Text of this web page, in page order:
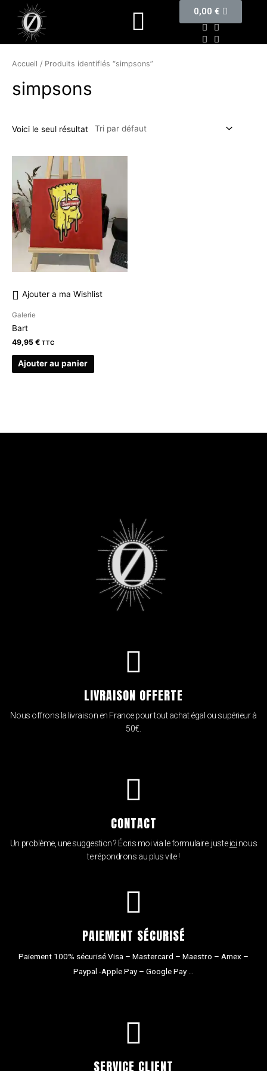
0,00 €
Accueil / Produits identifiés “simpsons”
simpsons
Voici le seul résultat
Ajouter a ma Wishlist
Galerie
Bart
49,95 € TTC
Ajouter au panier
LIVRAISON OFFERTE
Nous offrons la livraison en France pour tout achat égal ou supérieur à
50€.
CONTACT
Un problème, une suggestion ? Écris moi via le formulaire justeici nous
te répondrons au plus vite !
PAIEMENT SÉCURISÉ
Paiement 100% sécurisé Visa – Mastercard – Maestro – Amex –
Paypal -Apple Pay – Google Pay …
SERVICE CLIENT